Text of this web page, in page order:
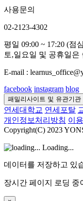
사용문의
02-2123-4302
평일 09:00 ~ 17:20 (점
토,일요일 및 공휴일은
E-mail :
facebook instagram blog
패밀리사이트 및 유관기관
연세대학교 연세포탈
개인정보처리방침 이
Copyright(C) 2023
Loading...
데이터를 저장하고 있
장시간 페이지 로딩 중